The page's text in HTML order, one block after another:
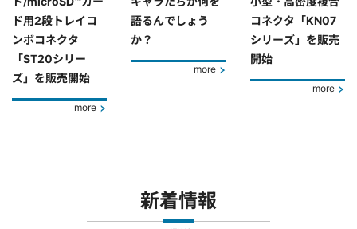
ド用2段トレイコ
ンボコネクタ
「ST20シリー
ズ」を販売開始
more
語るんでしょう
か？
more
コネクタ「KN07
シリーズ」を販売
開始
more
新着情報